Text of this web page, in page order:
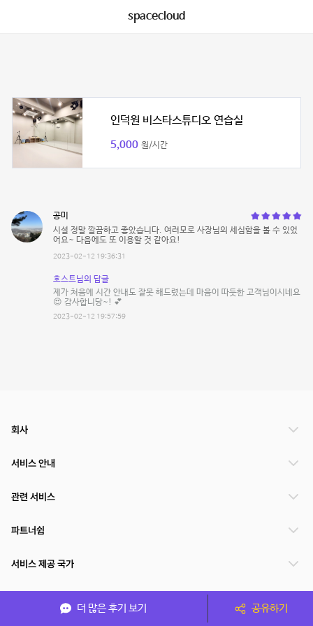
spacecloud
인덕원 비스타스튜디오 연습실
5,000 원/시간
공미
시설 정말 깔끔하고 좋았습니다. 여러모로 사장님의 세심함을 볼 수 있었
어요~ 다음에도 또 이용할 것 같아요!
2023-02-12 19:36:31
호스트님의 답글
제가 처음에 시간 안내도 잘못 해드렸는데 마음이 따듯한 고객님이시네요
😍 감사합니당~! 💕
2023-02-12 19:57:59
더 많은 후기 보기 공유하기
회사
서비스 안내
관련 서비스
파트너쉽
서비스 제공 국가
(주)NSPACE 사업자정보